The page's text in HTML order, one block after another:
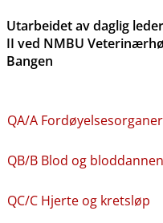
Utarbeidet av daglig
II ved NMBU
Bangen
QA​/​A
QB​/​B Blod og
QC​/​C Hjerte og kretsløp